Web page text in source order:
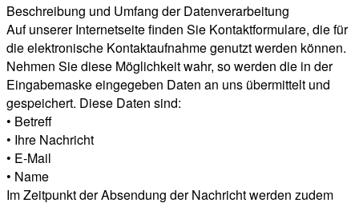
Beschreibung und Umfang der Datenverarbeitung
Auf unserer Internetseite finden Sie Kontaktformulare, die für
die elektronische Kontaktaufnahme genutzt werden können.
Nehmen Sie diese Möglichkeit wahr, so werden die in der
Eingabemaske eingegeben Daten an uns übermittelt und
gespeichert. Diese Daten sind:
• Betreff
• Ihre Nachricht
• E-Mail
• Name
Im Zeitpunkt der Absendung der Nachricht werden zudem